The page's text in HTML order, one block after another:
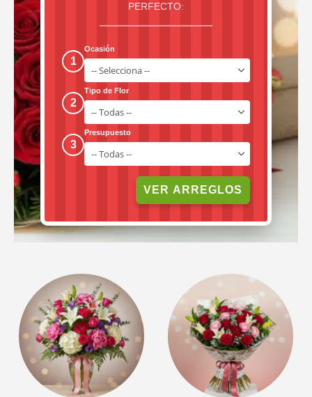
PERFECTO:
1
Ocasión
2
Tipo de Flor
3
Presupuesto
VER ARREGLOS